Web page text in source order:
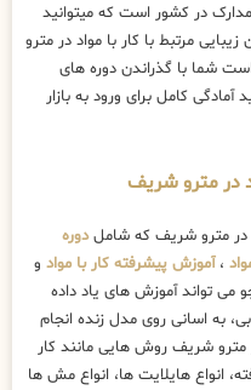
در کشور است که میتوانید
مرتبط با کار با مواد در مترو
شما با گذراندن دوره های
کامل برای ورود به بازار
در مترو شریف
در مترو شریف که شاملدوره
،آموزش پیشرفته کار با مواد و
می تواند آموزش های یاد داده
به اسانی روی مدل زنده انجام
مترو شریف روش هایی مانند کار
انواع هایلایت ها، انواع مش ها